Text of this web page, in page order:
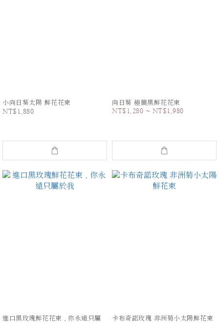
小向日葵太陽 鮮花花束
NT$1,880
向日葵 極簡黑鮮花花束
NT$1,280 ~ NT$1,980
進口黑玫瑰鮮花花束．你永遠只屬
卡布奇諾玫瑰 非洲菊小太陽鮮花束